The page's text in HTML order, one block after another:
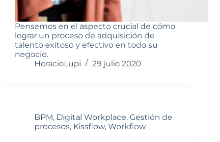
Pensemos en el aspecto crucial de cómo
lograr un proceso de adquisición de
talento exitoso y efectivo en todo su
negocio.
HoracioLupi
29 julio 2020
BPM, Digital Workplace, Gestión de
procesos, Kissflow, Workflow